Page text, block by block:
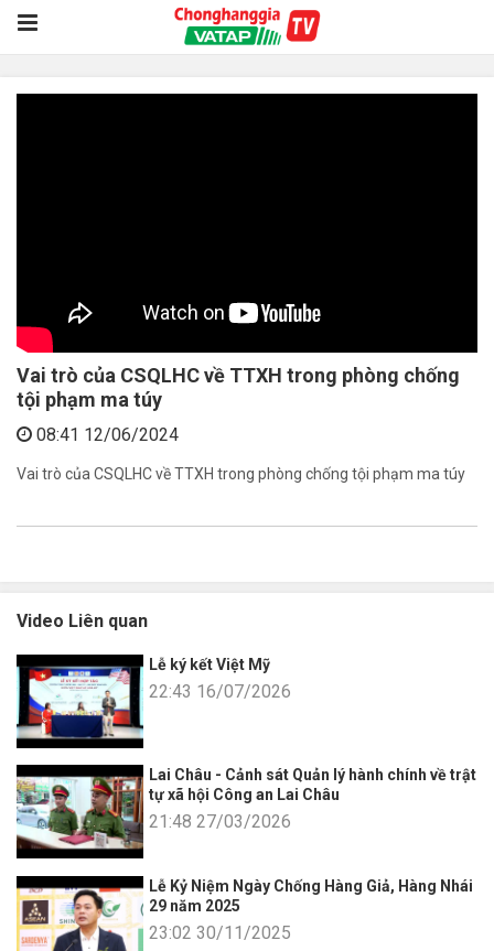
Vai trò của CSQLHC về TTXH trong phòng chống
tội phạm ma túy
08:41 12/06/2024
Vai trò của CSQLHC về TTXH trong phòng chống tội phạm ma túy
Video Liên quan
Lễ ký kết Việt Mỹ
22:43 16/07/2026
Lai Châu - Cảnh sát Quản lý hành chính về trật
tự xã hội Công an Lai Châu
21:48 27/03/2026
Lễ Kỷ Niệm Ngày Chống Hàng Giả, Hàng Nhái
29 năm 2025
23:02 30/11/2025